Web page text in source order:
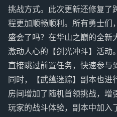
挑战方式。此次更新还修复了
程更加顺畅顺利。所有勇士们
盛会了吗？在华山之巅的全新
激动人心的【剑光冲斗】活动
直接跳过前置任务，快速参与
同时，【武蕴迷踪】副本也进
房间增加了随机首领挑战，增
玩家的战斗体验，副本中加入